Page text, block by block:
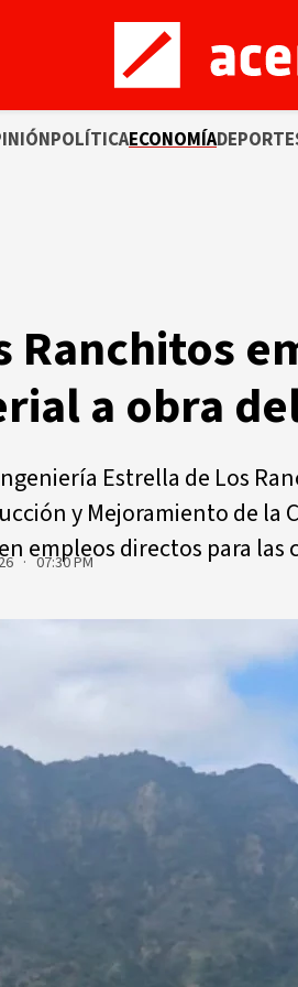
POLÍTICAECONOMÍA
Ranchitos
a obra
Estrella de Los
y Mejoramiento de la
empleos directos para las
· 07:30 PM